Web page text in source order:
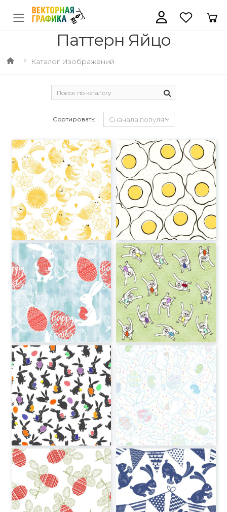
Паттерн Яйцо
Каталог Изображений
Сортировать: